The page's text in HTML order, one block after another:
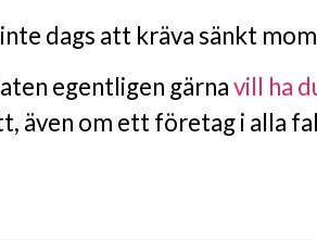
dags att kräva sänkt
egentligen gärnavill ha
även om ett företag i alla